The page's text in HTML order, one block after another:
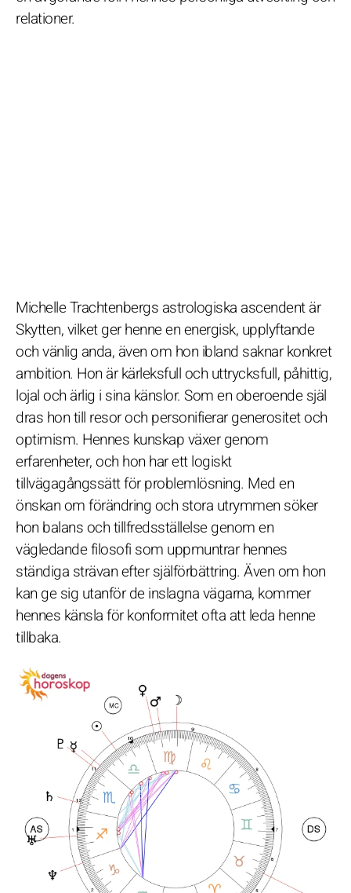
relationer.
Michelle Trachtenbergs astrologiska ascendent är
Skytten, vilket ger henne en energisk, upplyftande
och vänlig anda, även om hon ibland saknar konkret
ambition. Hon är kärleksfull och uttrycksfull, påhittig,
lojal och ärlig i sina känslor. Som en oberoende själ
dras hon till resor och personifierar generositet och
optimism. Hennes kunskap växer genom
erfarenheter, och hon har ett logiskt
tillvägagångssätt för problemlösning. Med en
önskan om förändring och stora utrymmen söker
hon balans och tillfredsställelse genom en
vägledande filosofi som uppmuntrar hennes
ständiga strävan efter själförbättring. Även om hon
kan ge sig utanför de inslagna vägarna, kommer
hennes känsla för konformitet ofta att leda henne
tillbaka.